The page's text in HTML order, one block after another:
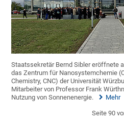
Staatssekretär Bernd Sibler eröffnete
das Zentrum für Nanosystemchemie
Chemistry, CNC) der Universität
Mitarbeiter von Professor Frank
Nutzung von Sonnenenergie.
Mehr
Seite 90